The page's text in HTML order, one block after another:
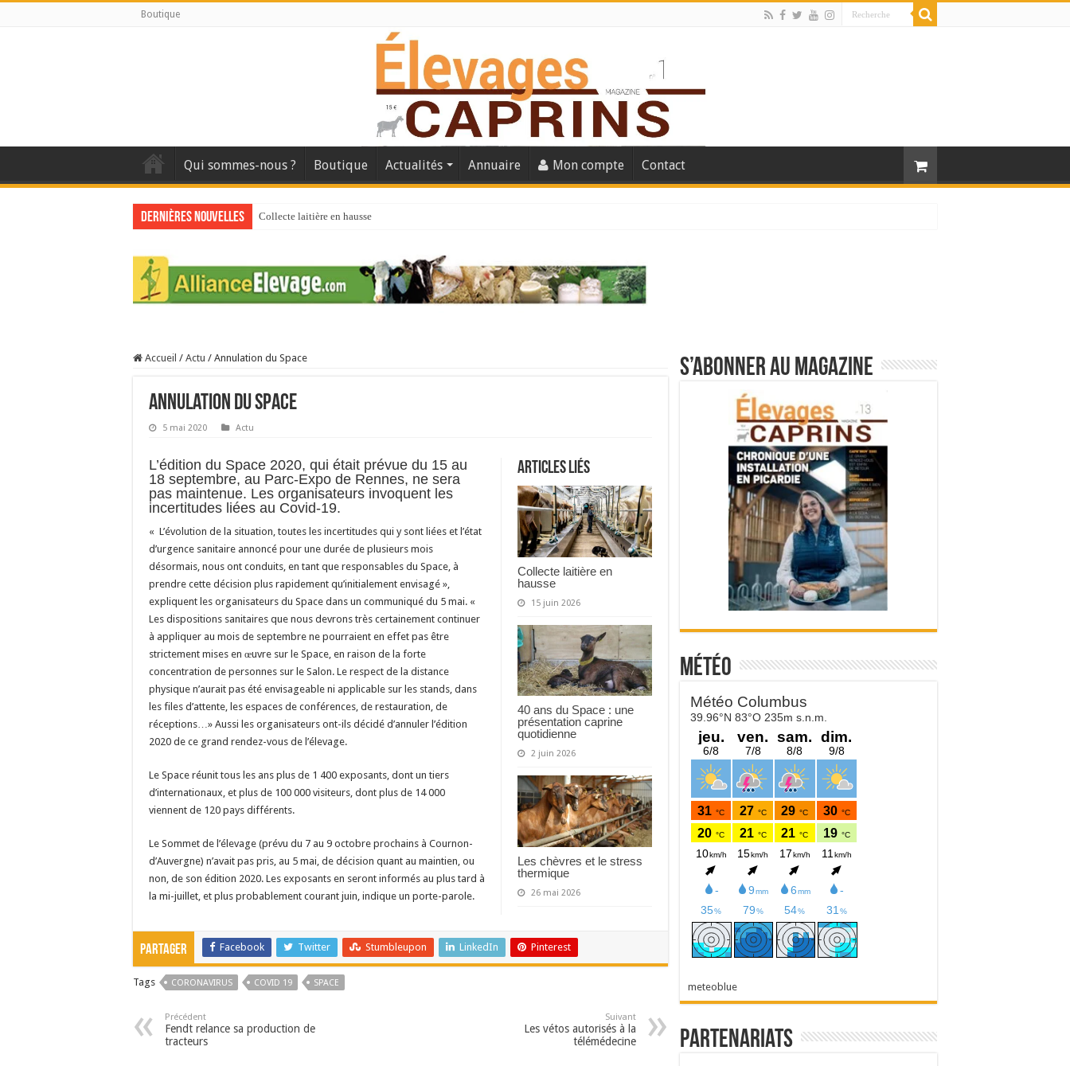
Boutique
Qui sommes-nous ? Boutique Actualités Annuaire Mon compte Contact
Dernières nouvelles Collecte laitière en hausse
40 ans du Space : une présentation caprine quotidienne
Les chèvres et le stress thermique
Accueil / Actu / Annulation du Space
Annulation du Space
5 mai 2020 Actu
Articles liés
Collecte laitière en
hausse
15 juin 2026
40 ans du Space : une
présentation caprine
quotidienne
2 juin 2026
Les chèvres et le stress
thermique
26 mai 2026
L’édition du Space 2020, qui était prévue du 15 au
18 septembre, au Parc-Expo de Rennes, ne sera
pas maintenue. Les organisateurs invoquent les
incertitudes liées au Covid-19.
« L’évolution de la situation, toutes les incertitudes qui y sont liées et l’état
d’urgence sanitaire annoncé pour une durée de plusieurs mois
désormais, nous ont conduits, en tant que responsables du Space, à
prendre cette décision plus rapidement qu’initialement envisagé »,
expliquent les organisateurs du Space dans un communiqué du 5 mai. «
Les dispositions sanitaires que nous devrons très certainement continuer
à appliquer au mois de septembre ne pourraient en effet pas être
strictement mises en œuvre sur le Space, en raison de la forte
concentration de personnes sur le Salon. Le respect de la distance
physique n’aurait pas été envisageable ni applicable sur les stands, dans
les files d’attente, les espaces de conférences, de restauration, de
réceptions…» Aussi les organisateurs ont-ils décidé d’annuler l’édition
2020 de ce grand rendez-vous de l’élevage.
Le Space réunit tous les ans plus de 1 400 exposants, dont un tiers
d’internationaux, et plus de 100 000 visiteurs, dont plus de 14 000
viennent de 120 pays différents.
Le Sommet de l’élevage (prévu du 7 au 9 octobre prochains à Cournon-
d’Auvergne) n’avait pas pris, au 5 mai, de décision quant au maintien, ou
non, de son édition 2020. Les exposants en seront informés au plus tard à
la mi-juillet, et plus probablement courant juin, indique un porte-parole.
Partager Facebook Twitter Stumbleupon LinkedIn Pinterest
Tags CORONAVIRUS COVID 19 SPACE
Précédent
Fendt relance sa production de
tracteurs
Suivant
Les vétos autorisés à la
télémédecine
S’abonner au magazine
Météo
meteoblue
Partenariats